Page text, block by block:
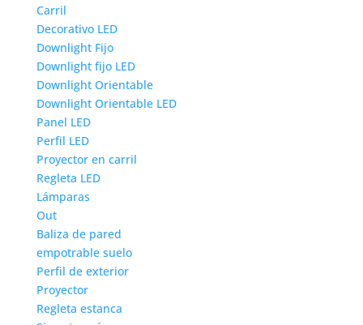
Carril
Decorativo LED
Downlight Fijo
Downlight fijo LED
Downlight Orientable
Downlight Orientable LED
Panel LED
Perfil LED
Proyector en carril
Regleta LED
Lámparas
Out
Baliza de pared
empotrable suelo
Perfil de exterior
Proyector
Regleta estanca